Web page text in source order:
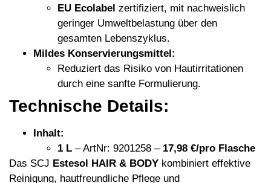
EU Ecolabel zertifiziert, mit nachweislich
geringer Umweltbelastung über den
gesamten Lebenszyklus.
Mildes Konservierungsmittel:
Reduziert das Risiko von Hautirritationen
durch eine sanfte Formulierung.
Technische Details:
Inhalt:
1 L – ArtNr: 9201258 – 17,98 €/pro Flasche
Das SCJ Estesol HAIR & BODY kombiniert effektive
Reinigung, hautfreundliche Pflege und